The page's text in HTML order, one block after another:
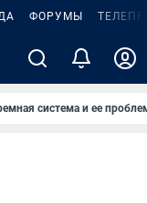
ФОРУМЫ
система и ее